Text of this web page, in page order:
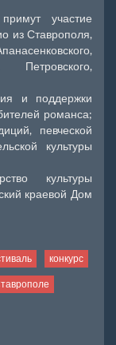
участие
из Ставрополя,
Петровского,
и поддержки
романса;
певческой
культуры
культуры
краевой Дом
конкурс